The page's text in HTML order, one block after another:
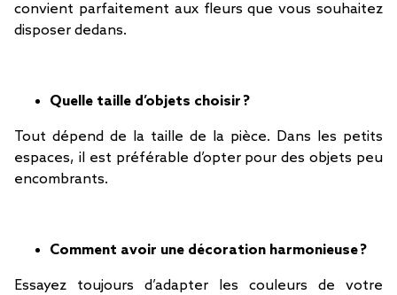
convient parfaitement aux fleurs que vous souhaitez
disposer dedans.
Quelle taille d’objets choisir ?
Tout dépend de la taille de la pièce. Dans les petits
espaces, il est préférable d’opter pour des objets peu
encombrants.
Comment avoir une décoration harmonieuse ?
Essayez toujours d’adapter les couleurs de votre